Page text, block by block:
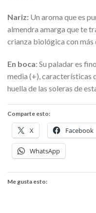
Nariz: Un aroma que es
almendra amarga que te
crianza biológica con más
En boca: Su paladar es
media (+), características
huella de las soleras de
Comparte esto:
X Facebook
WhatsApp
Me gusta esto: